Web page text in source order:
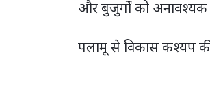
और बुजुर्गों को अनावश्यक
पलामू से विकास कश्यप की